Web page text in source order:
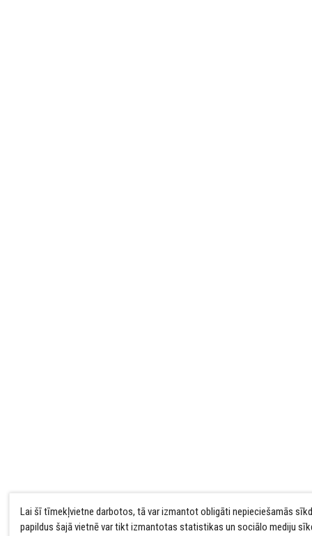
Lai šī tīmekļvietne darbotos, tā var izmantot obligāti nepieciešamās
papildus šajā vietnē var tikt izmantotas statistikas un sociālo mediju